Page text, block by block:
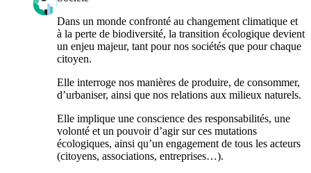
Dans un monde confronté au changement climatique et
à la perte de biodiversité, la transition écologique devient
un enjeu majeur, tant pour nos sociétés que pour chaque
citoyen.
Elle interroge nos manières de produire, de consommer,
d’urbaniser, ainsi que nos relations aux milieux naturels.
Elle implique une conscience des responsabilités, une
volonté et un pouvoir d’agir sur ces mutations
écologiques, ainsi qu’un engagement de tous les acteurs
(citoyens, associations, entreprises…).